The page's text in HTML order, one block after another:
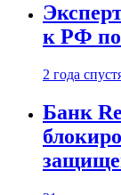
к РФ по
2 года
Банк